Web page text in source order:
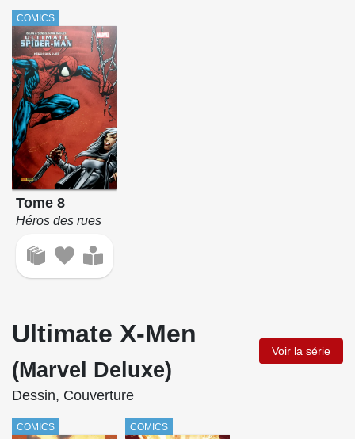
COMICS
Tome 8
Héros des rues
Ultimate X-Men
(Marvel Deluxe)
Voir la série
Dessin, Couverture
COMICS COMICS